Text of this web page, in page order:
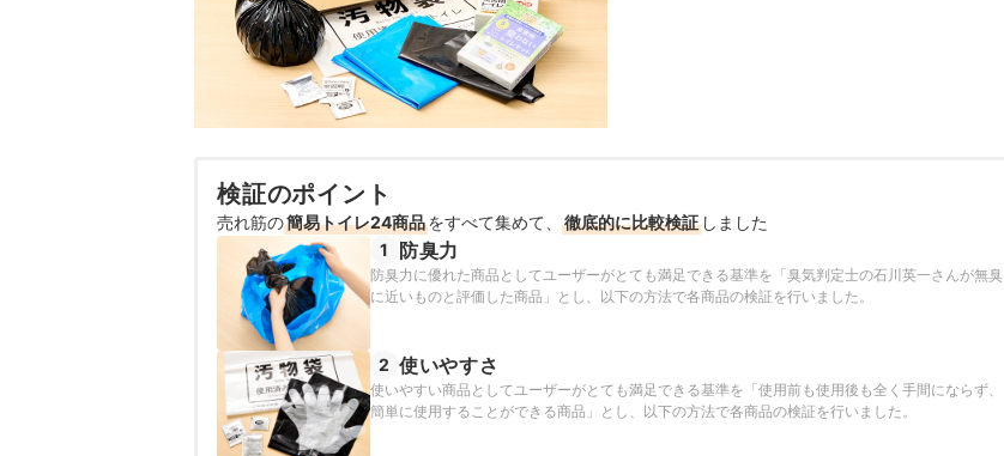
検証のポイント
売れ筋の簡易トイレ24商品をすべて集めて、 徹底的に比較検証 しました
1
防臭力
防臭力に優れた商品としてユーザーがとても満足できる基準を「臭気判定士の石川英一さんが無臭
に近いものと評価した商品」とし、以下の方法で各商品の検証を行いました。
2 使いやすさ
使いやすい商品としてユーザーがとても満足できる基準を「使用前も使用後も全く手間にならず、
簡単に使用することができる商品」とし、以下の方法で各商品の検証を行いました。